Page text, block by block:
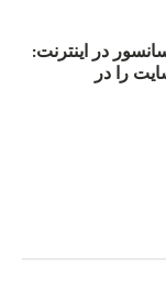
با سانسور در اینترنت:
گزارشگران‌ بدون مرز، ۲۲ سایت را در